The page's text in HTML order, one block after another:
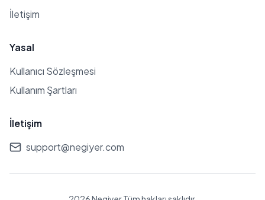
İletişim
Yasal
Kullanıcı Sözleşmesi
Kullanım Şartları
İletişim
support@negiyer.com